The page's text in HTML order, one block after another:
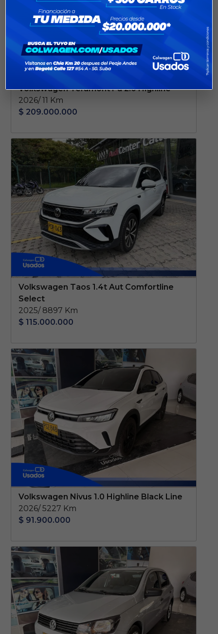
Volkswagen Teramont Pa 2.0 Highline
2026/ 11 Km
$ 209.000.000
Volkswagen Taos 1.4t Aut Comfortline
Select
2025/ 8897 Km
$ 115.000.000
Volkswagen Nivus 1.0 Highline Black Line
2026/ 5227 Km
$ 91.900.000